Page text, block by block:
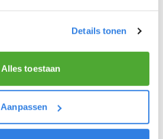
Details tonen
Alles toestaan
Aanpassen